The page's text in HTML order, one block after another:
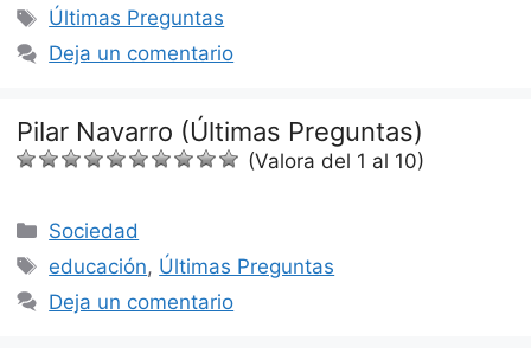
Etiquetas
Últimas Preguntas
Deja un comentario
Pilar Navarro (Últimas Preguntas)
(Valora del 1 al 10)
Categorías
Sociedad
Etiquetas
educación, Últimas Preguntas
Deja un comentario